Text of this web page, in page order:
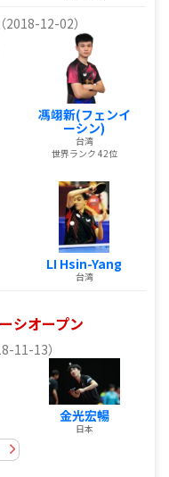
（2018-12-02）
馮翊新(フェンイ
ーシン)
台湾
世界ランク 42位
LI Hsin-Yang
台湾
シオープン
11-13）
金光宏暢
日本